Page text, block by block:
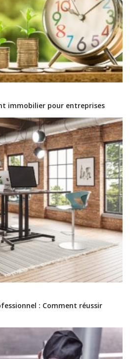
immobilier pour entreprises
: Comment réussir